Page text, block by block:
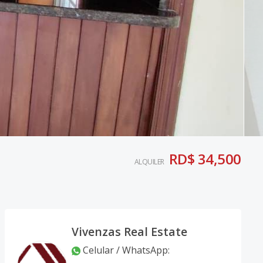
ALQUILER RD$ 34,500
Vivenzas Real Estate
Celular / WhatsApp: